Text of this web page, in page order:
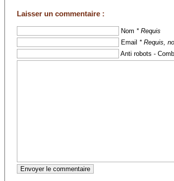
Laisser un commentaire :
Nom * Requis
Email * Requis,
Anti robots -